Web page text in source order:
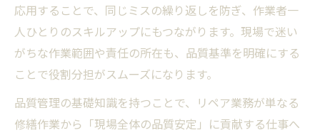
応用することで、同じミスの繰り返しを防ぎ、作業者一
人ひとりのスキルアップにもつながります。現場で迷い
がちな作業範囲や責任の所在も、品質基準を明確にする
ことで役割分担がスムーズになります。
品質管理の基礎知識を持つことで、リペア業務が単なる
修繕作業から「現場全体の品質安定」に貢献する仕事へ